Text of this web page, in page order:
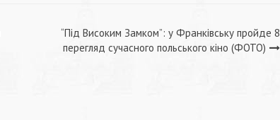
“Під Високим Замком”: у Франківську пройде 8
перегляд сучасного польського кіно (ФОТО)